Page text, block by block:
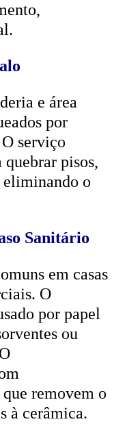
e área
por
serviço
quebrar pisos,
eliminando o
Sanitário
em casas
O
por papel
ou
removem o
à cerâmica.